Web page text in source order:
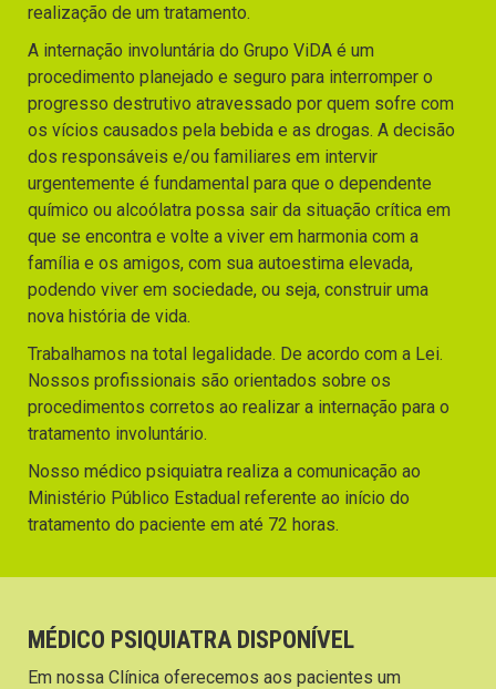
realização de um tratamento.
A internação involuntária do Grupo ViDA é um
procedimento planejado e seguro para interromper o
progresso destrutivo atravessado por quem sofre com
os vícios causados pela bebida e as drogas. A decisão
dos responsáveis e/ou familiares em intervir
urgentemente é fundamental para que o dependente
químico ou alcoólatra possa sair da situação crítica em
que se encontra e volte a viver em harmonia com a
família e os amigos, com sua autoestima elevada,
podendo viver em sociedade, ou seja, construir uma
nova história de vida.
Trabalhamos na total legalidade. De acordo com a Lei.
Nossos profissionais são orientados sobre os
procedimentos corretos ao realizar a internação para o
tratamento involuntário.
Nosso médico psiquiatra realiza a comunicação ao
Ministério Público Estadual referente ao início do
tratamento do paciente em até 72 horas.
MÉDICO PSIQUIATRA DISPONÍVEL
Em nossa Clínica oferecemos aos pacientes um